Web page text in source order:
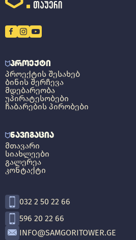
ᲞᲠᲝᲔᲥᲢᲘ
ᲞᲠᲝᲔᲥᲢᲘᲡ ᲨᲔᲡᲐᲮᲔᲑ
ᲑᲘᲜᲘᲡ ᲨᲔᲠᲩᲔᲕᲐ
ᲛᲓᲔᲑᲐᲠᲔᲝᲑᲐ
ᲣᲞᲘᲠᲐᲢᲔᲡᲝᲑᲔᲑᲘ
ᲩᲐᲑᲐᲠᲔᲑᲘᲡ ᲞᲘᲠᲝᲑᲔᲑᲘ
ᲜᲐᲕᲘᲒᲐᲪᲘᲐ
ᲛᲗᲐᲕᲐᲠᲘ
ᲡᲘᲐᲮᲚᲔᲔᲑᲘ
ᲒᲐᲚᲔᲠᲔᲐ
ᲙᲝᲜᲢᲐᲥᲢᲘ
032 2 50 22 66
596 20 22 66
INFO@SAMGORITOWER.GE